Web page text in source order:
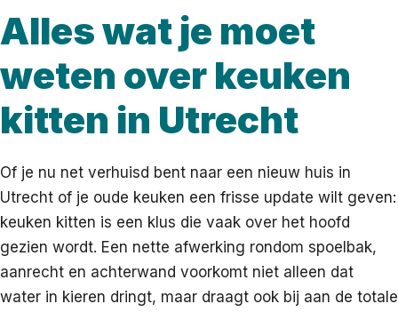
Alles wat je moet
weten over keuken
kitten in Utrecht
Of je nu net verhuisd bent naar een nieuw huis in
Utrecht of je oude keuken een frisse update wilt geven:
keuken kitten is een klus die vaak over het hoofd
gezien wordt. Een nette afwerking rondom spoelbak,
aanrecht en achterwand voorkomt niet alleen dat
water in kieren dringt, maar draagt ook bij aan de totale